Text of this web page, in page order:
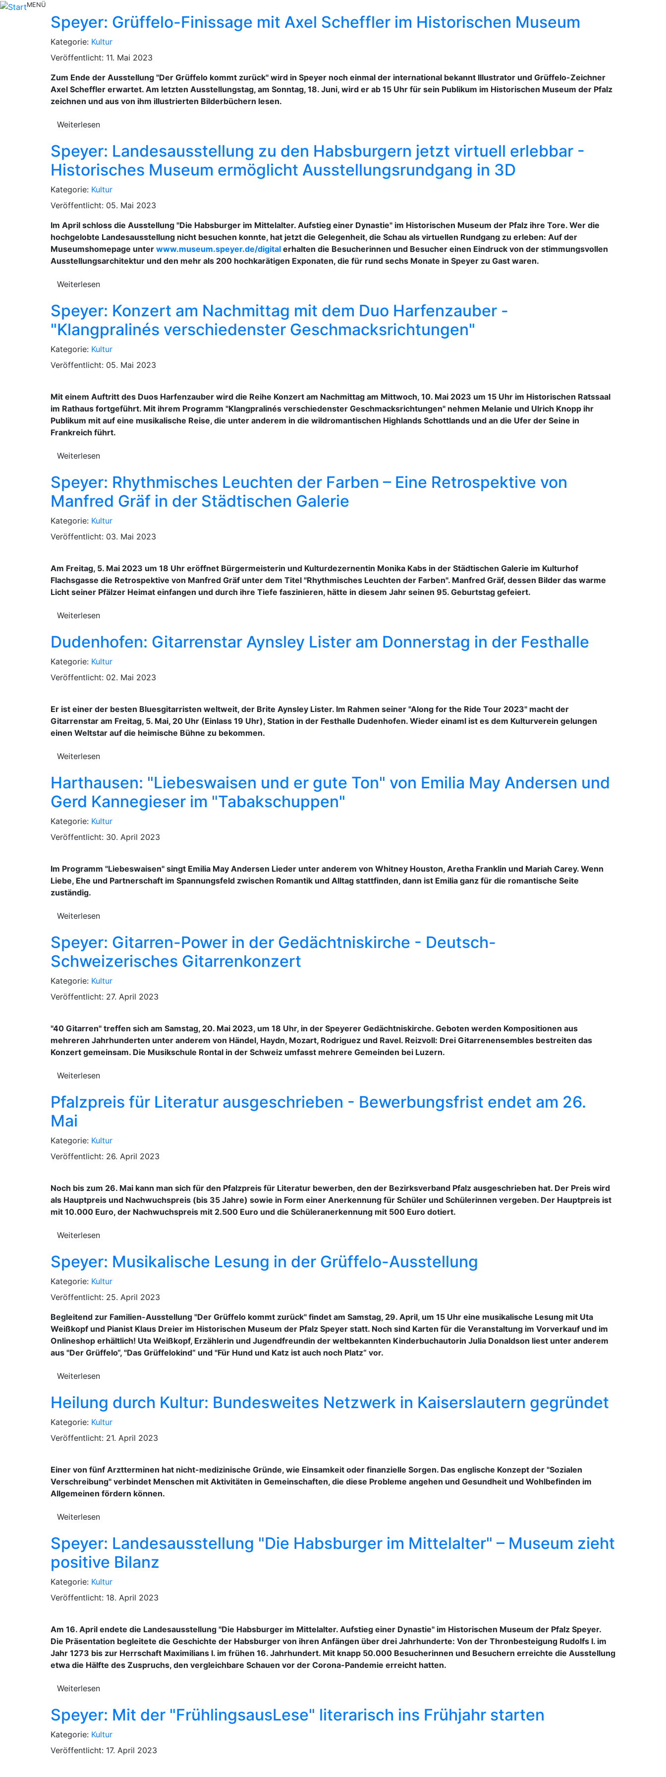
MENÜ
Speyer: Grüffelo-Finissage mit Axel Scheffler im Historischen Museum
Kategorie: Kultur
Veröffentlicht: 11. Mai 2023
Zum Ende der Ausstellung "Der Grüffelo kommt zurück" wird in Speyer noch einmal der international bekannt Illustrator und Grüffelo-Zeichner
Axel Scheffler erwartet. Am letzten Ausstellungstag, am Sonntag, 18. Juni, wird er ab 15 Uhr für sein Publikum im Historischen Museum der Pfalz
zeichnen und aus von ihm illustrierten Bilderbüchern lesen.
Weiterlesen
Speyer: Landesausstellung zu den Habsburgern jetzt virtuell erlebbar -
Historisches Museum ermöglicht Ausstellungsrundgang in 3D
Kategorie: Kultur
Veröffentlicht: 05. Mai 2023
Im April schloss die Ausstellung "Die Habsburger im Mittelalter. Aufstieg einer Dynastie" im Historischen Museum der Pfalz ihre Tore. Wer die
hochgelobte Landesausstellung nicht besuchen konnte, hat jetzt die Gelegenheit, die Schau als virtuellen Rundgang zu erleben: Auf der
Museumshomepage unter www.museum.speyer.de/digital erhalten die Besucherinnen und Besucher einen Eindruck von der stimmungsvollen
Ausstellungsarchitektur und den mehr als 200 hochkarätigen Exponaten, die für rund sechs Monate in Speyer zu Gast waren.
Weiterlesen
Speyer: Konzert am Nachmittag mit dem Duo Harfenzauber -
"Klangpralinés verschiedenster Geschmacksrichtungen"
Kategorie: Kultur
Veröffentlicht: 05. Mai 2023
Mit einem Auftritt des Duos Harfenzauber wird die Reihe Konzert am Nachmittag am Mittwoch, 10. Mai 2023 um 15 Uhr im Historischen Ratssaal
im Rathaus fortgeführt. Mit ihrem Programm "Klangpralinés verschiedenster Geschmacksrichtungen" nehmen Melanie und Ulrich Knopp ihr
Publikum mit auf eine musikalische Reise, die unter anderem in die wildromantischen Highlands Schottlands und an die Ufer der Seine in
Frankreich führt.
Weiterlesen
Speyer: Rhythmisches Leuchten der Farben – Eine Retrospektive von
Manfred Gräf in der Städtischen Galerie
Kategorie: Kultur
Veröffentlicht: 03. Mai 2023
Am Freitag, 5. Mai 2023 um 18 Uhr eröffnet Bürgermeisterin und Kulturdezernentin Monika Kabs in der Städtischen Galerie im Kulturhof
Flachsgasse die Retrospektive von Manfred Gräf unter dem Titel "Rhythmisches Leuchten der Farben". Manfred Gräf, dessen Bilder das warme
Licht seiner Pfälzer Heimat einfangen und durch ihre Tiefe faszinieren, hätte in diesem Jahr seinen 95. Geburtstag gefeiert.
Weiterlesen
Dudenhofen: Gitarrenstar Aynsley Lister am Donnerstag in der Festhalle
Kategorie: Kultur
Veröffentlicht: 02. Mai 2023
Er ist einer der besten Bluesgitarristen weltweit, der Brite Aynsley Lister. Im Rahmen seiner "Along for the Ride Tour 2023" macht der
Gitarrenstar am Freitag, 5. Mai, 20 Uhr (Einlass 19 Uhr), Station in der Festhalle Dudenhofen. Wieder einaml ist es dem Kulturverein gelungen
einen Weltstar auf die heimische Bühne zu bekommen.
Weiterlesen
Harthausen: "Liebeswaisen und er gute Ton" von Emilia May Andersen und
Gerd Kannegieser im "Tabakschuppen"
Kategorie: Kultur
Veröffentlicht: 30. April 2023
Im Programm "Liebeswaisen" singt Emilia May Andersen Lieder unter anderem von Whitney Houston, Aretha Franklin und Mariah Carey. Wenn
Liebe, Ehe und Partnerschaft im Spannungsfeld zwischen Romantik und Alltag stattfinden, dann ist Emilia ganz für die romantische Seite
zuständig.
Weiterlesen
Speyer: Gitarren-Power in der Gedächtniskirche - Deutsch-
Schweizerisches Gitarrenkonzert
Kategorie: Kultur
Veröffentlicht: 27. April 2023
"40 Gitarren" treffen sich am Samstag, 20. Mai 2023, um 18 Uhr, in der Speyerer Gedächtniskirche. Geboten werden Kompositionen aus
mehreren Jahrhunderten unter anderem von Händel, Haydn, Mozart, Rodriguez und Ravel. Reizvoll: Drei Gitarrenensembles bestreiten das
Konzert gemeinsam. Die Musikschule Rontal in der Schweiz umfasst mehrere Gemeinden bei Luzern.
Weiterlesen
Pfalzpreis für Literatur ausgeschrieben - Bewerbungsfrist endet am 26.
Mai
Kategorie: Kultur
Veröffentlicht: 26. April 2023
Noch bis zum 26. Mai kann man sich für den Pfalzpreis für Literatur bewerben, den der Bezirksverband Pfalz ausgeschrieben hat. Der Preis wird
als Hauptpreis und Nachwuchspreis (bis 35 Jahre) sowie in Form einer Anerkennung für Schüler und Schülerinnen vergeben. Der Hauptpreis ist
mit 10.000 Euro, der Nachwuchspreis mit 2.500 Euro und die Schüleranerkennung mit 500 Euro dotiert.
Weiterlesen
Speyer: Musikalische Lesung in der Grüffelo-Ausstellung
Kategorie: Kultur
Veröffentlicht: 25. April 2023
Begleitend zur Familien-Ausstellung "Der Grüffelo kommt zurück" findet am Samstag, 29. April, um 15 Uhr eine musikalische Lesung mit Uta
Weißkopf und Pianist Klaus Dreier im Historischen Museum der Pfalz Speyer statt. Noch sind Karten für die Veranstaltung im Vorverkauf und im
Onlineshop erhältlich! Uta Weißkopf, Erzählerin und Jugendfreundin der weltbekannten Kinderbuchautorin Julia Donaldson liest unter anderem
aus "Der Grüffelo“, "Das Grüffelokind“ und "Für Hund und Katz ist auch noch Platz“ vor.
Weiterlesen
Heilung durch Kultur: Bundesweites Netzwerk in Kaiserslautern gegründet
Kategorie: Kultur
Veröffentlicht: 21. April 2023
Einer von fünf Arztterminen hat nicht-medizinische Gründe, wie Einsamkeit oder finanzielle Sorgen. Das englische Konzept der "Sozialen
Verschreibung" verbindet Menschen mit Aktivitäten in Gemeinschaften, die diese Probleme angehen und Gesundheit und Wohlbefinden im
Allgemeinen fördern können.
Weiterlesen
Speyer: Landesausstellung "Die Habsburger im Mittelalter" – Museum zieht
positive Bilanz
Kategorie: Kultur
Veröffentlicht: 18. April 2023
Am 16. April endete die Landesausstellung "Die Habsburger im Mittelalter. Aufstieg einer Dynastie" im Historischen Museum der Pfalz Speyer.
Die Präsentation begleitete die Geschichte der Habsburger von ihren Anfängen über drei Jahrhunderte: Von der Thronbesteigung Rudolfs I. im
Jahr 1273 bis zur Herrschaft Maximilians I. im frühen 16. Jahrhundert. Mit knapp 50.000 Besucherinnen und Besuchern erreichte die Ausstellung
etwa die Hälfte des Zuspruchs, den vergleichbare Schauen vor der Corona-Pandemie erreicht hatten.
Weiterlesen
Speyer: Mit der "FrühlingsausLese" literarisch ins Frühjahr starten
Kategorie: Kultur
Veröffentlicht: 17. April 2023